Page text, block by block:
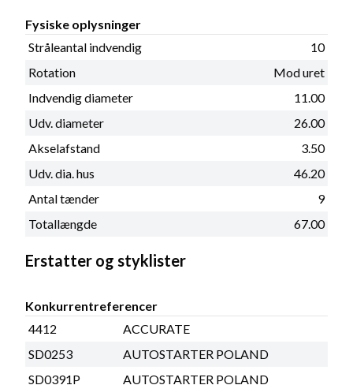
Fysiske oplysninger
Stråleantal indvendig
10
Rotation
Mod uret
Indvendig diameter
11.00
Udv. diameter
26.00
Akselafstand
3.50
Udv. dia. hus
46.20
Antal tænder
9
Totallængde
67.00
Erstatter og styklister
Konkurrentreferencer
4412
ACCURATE
SD0253
AUTOSTARTER POLAND
SD0391P
AUTOSTARTER POLAND